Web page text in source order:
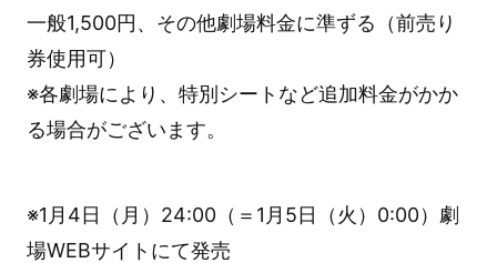
一般1,500円、その他劇場料金に準ずる（前売り
券使用可）
※各劇場により、特別シートなど追加料金がかか
る場合がございます。
※1月4日（月）24:00（＝1月5日（火）0:00）劇
場WEBサイトにて発売